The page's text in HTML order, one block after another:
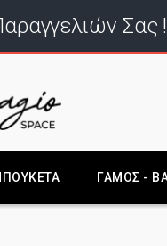
Σας !
ΓΑΜΟΣ -